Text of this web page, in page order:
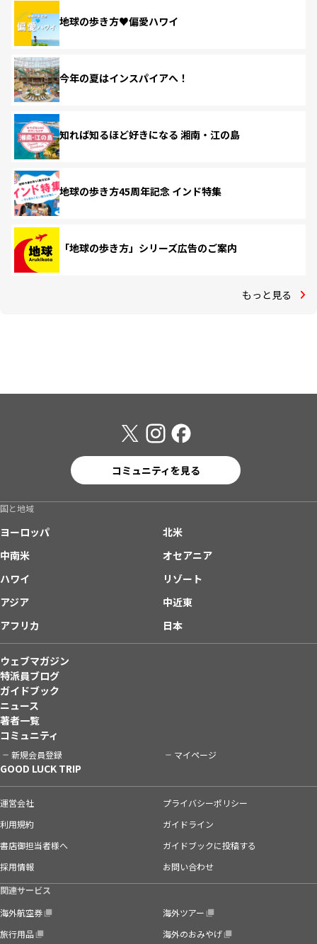
地球の歩き方♥偏愛ハワイ
今年の夏はインスパイアへ！
知れば知るほど好きになる 湘南・江の島
地球の歩き方45周年記念 インド特集
「地球の歩き方」シリーズ広告のご案内
もっと見る
コミュニティを見る
国と地域
ヨーロッパ
北米
中南米
オセアニア
ハワイ
リゾート
アジア
中近東
アフリカ
日本
ウェブマガジン
特派員ブログ
ガイドブック
ニュース
著者一覧
コミュニティ
新規会員登録 マイページ
GOOD LUCK TRIP
運営会社
プライバシーポリシー
利用規約
ガイドライン
書店御担当者様へ
ガイドブックに投稿する
採用情報
お問い合わせ
関連サービス
海外航空券
海外ツアー
旅行用品
海外のおみやげ